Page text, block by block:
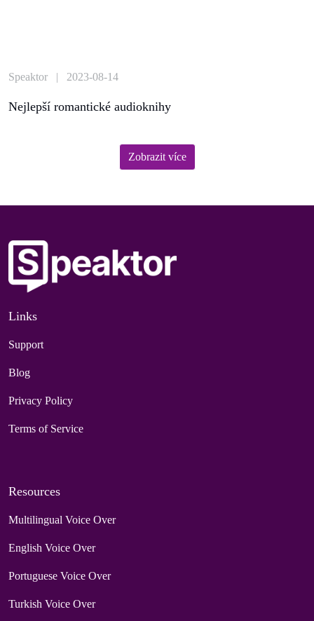
Speaktor | 2023-08-14
Nejlepší romantické audioknihy
Zobrazit více
Links
Support
Blog
Privacy Policy
Terms of Service
Resources
Multilingual Voice Over
English Voice Over
Portuguese Voice Over
Turkish Voice Over